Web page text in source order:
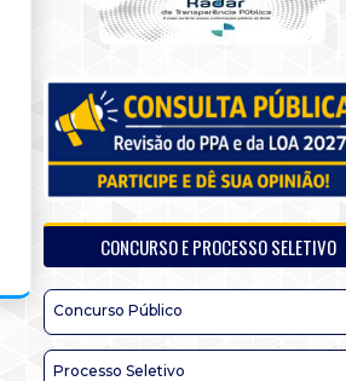
CONCURSO E PROCESSO SELETIVO
Concurso Público
Processo Seletivo